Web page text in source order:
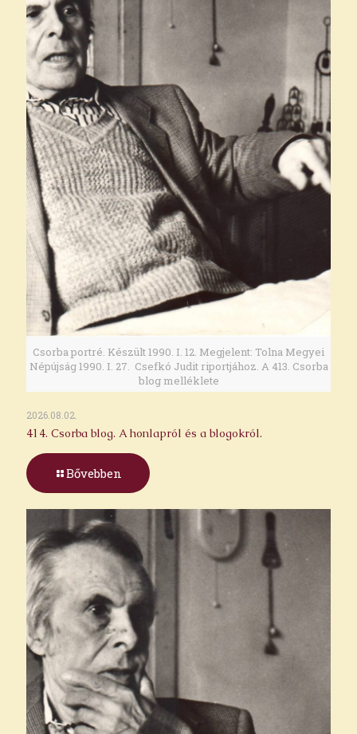
Csorba portré. Készült 1990. I. 12. Megjelent: Tolna Megyei
Népújság 1990. I. 27. Csefkó Judit riportjához. A 413. Csorba
blog melléklete
2026.08.02.
414. Csorba blog. A honlapról és a blogokról.
Bővebben